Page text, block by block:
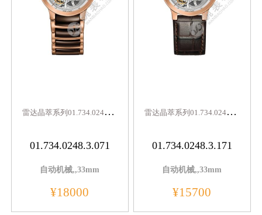
雷
达晶萃系列01.734.0248.3.071
01.734.0248.3.071
自动机械,,33mm
¥18000
雷
达晶萃系列01.734.0248.3.171
01.734.0248.3.171
自动机械,,33mm
¥15700